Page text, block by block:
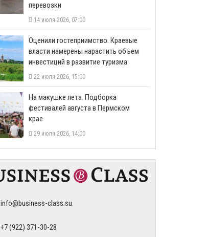
перевозки
14 июля 2026, 07:00
Оценили гостеприимство. Краевые
власти намерены нарастить объем
инвестиций в развитие туризма
22 июля 2026, 15:00
На макушке лета. Подборка
фестивалей августа в Пермском
крае
29 июля 2026, 14:00
info@business-class.su
+7 (922) 371-30-28